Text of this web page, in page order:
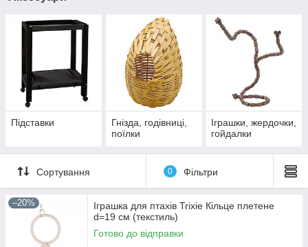
Підставки
Гнізда, годівниці,
поїлки
Іграшки, жердочки,
гойдалки
Сортування 0 Фільтри
–20%
Іграшка для птахів Trixie Кільце плетене
d=19 см (текстиль)
Готово до відправки